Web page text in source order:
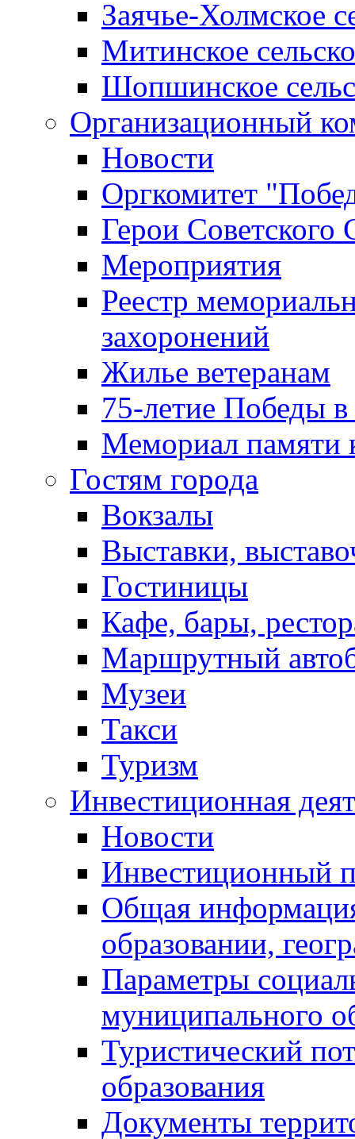
Заячье-Холмское
Митинское
Шопшинское
Организационный
Новости
Оргкомитет
Герои Советского
Мероприятия
Реестр
захоронений
Жилье ветеранам
75-летие Победы
Мемориал памяти
Гостям города
Вокзалы
Выставки,
Гостиницы
Кафе, бары,
Маршрутный
Музеи
Такси
Туризм
Инвестиционная
Новости
Инвестиционный
Общая
образовании,
Параметры
муниципального
Туристический
образования
Документы